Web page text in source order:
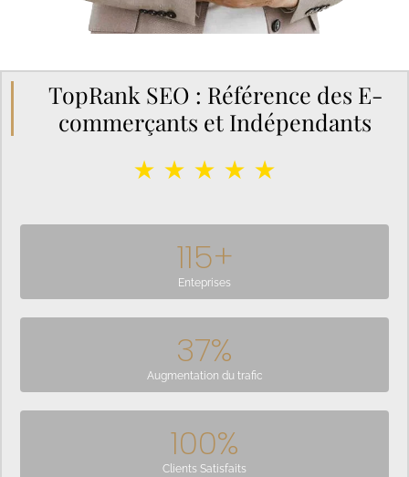
TopRank SEO : Référence des E-
commerçants et Indépendants
★ ★ ★ ★ ★
Enteprises
115+
Augmentation du trafic
37%
Clients Satisfaits
100%